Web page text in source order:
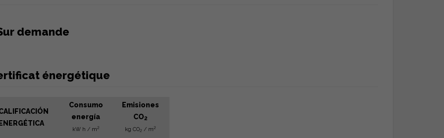
demande
énergétique
Consumo
energía
kW h / m2
Emisiones
CO2
kg CO2 / m2